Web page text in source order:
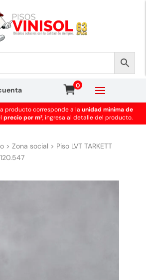
0
producto corresponde a launidad mínima de
precio por m², ingresa al detalle del producto.
> Zona social > Piso LVT TARKETT